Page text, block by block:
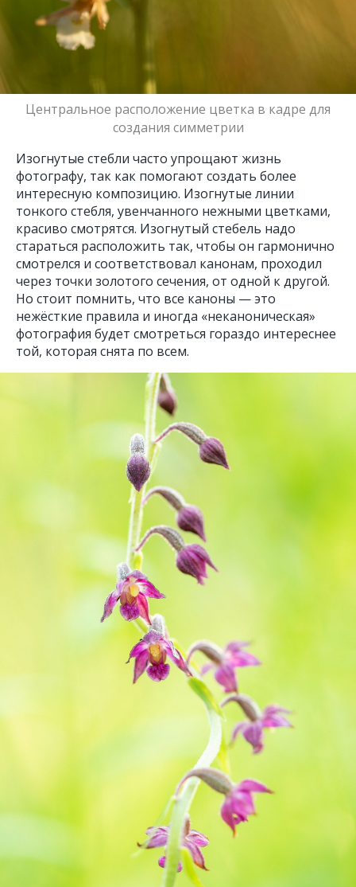
Центральное расположение цветка в кадре для
создания симметрии
Изогнутые стебли часто упрощают жизнь
фотографу, так как помогают создать более
интересную композицию. Изогнутые линии
тонкого стебля, увенчанного нежными цветками,
красиво смотрятся. Изогнутый стебель надо
стараться расположить так, чтобы он гармонично
смотрелся и соответствовал канонам, проходил
через точки золотого сечения, от одной к другой.
Но стоит помнить, что все каноны — это
нежёсткие правила и иногда «неканоническая»
фотография будет смотреться гораздо интереснее
той, которая снята по всем.